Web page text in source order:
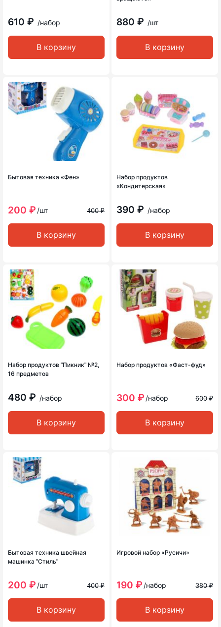
610 ₽ /набор
В корзину
880 ₽ /шт
В корзину
Бытовая техника «Фен»
200 ₽ /шт 400 ₽
В корзину
Набор продуктов
«Кондитерская»
390 ₽ /набор
В корзину
Набор продуктов ʺПикникʺ №2,
16 предметов
480 ₽ /набор
В корзину
Набор продуктов «Фаст-фуд»
300 ₽ /набор 600 ₽
В корзину
Бытовая техника швейная
машинка ʺСтильʺ
200 ₽ /шт 400 ₽
В корзину
Игровой набор «Русичи»
190 ₽ /набор 380 ₽
В корзину